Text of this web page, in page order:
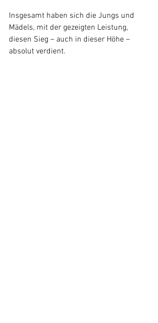
Insgesamt haben sich die Jungs und
Mädels, mit der gezeigten Leistung,
diesen Sieg – auch in dieser Höhe –
absolut verdient.